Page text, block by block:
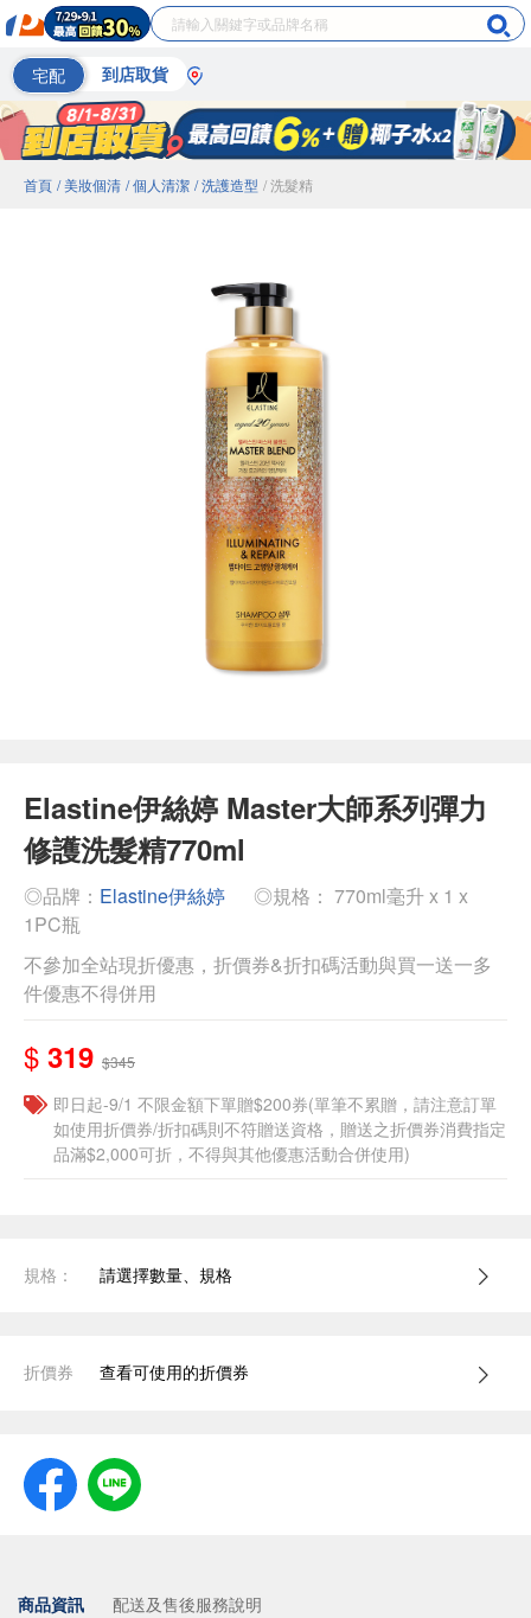
宅配 到店取貨
首頁 / 美妝個清 / 個人清潔 / 洗護造型 / 洗髮精
Elastine伊絲婷 Master大師系列彈力
修護洗髮精770ml
◎品牌： Elastine伊絲婷
◎規格： 770ml毫升 x 1 x
1PC瓶
不參加全站現折優惠，折價券&折扣碼活動與買一送一多
件優惠不得併用
$ 319 $345
即日起-9/1 不限金額下單贈$200券(單筆不累贈，請注意訂單
如使用折價券/折扣碼則不符贈送資格，贈送之折價券消費指定
品滿$2,000可折，不得與其他優惠活動合併使用)
規格： 請選擇數量、規格
折價券 查看可使用的折價券
商品資訊 配送及售後服務說明